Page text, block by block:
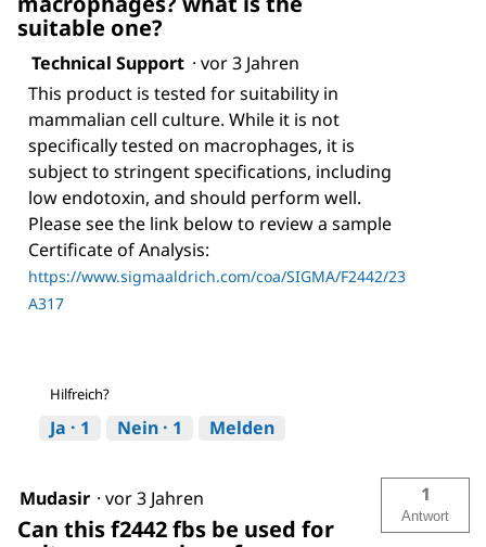
suitable one?
Technical Support · vor 3 Jahren
This product is tested for suitability in
mammalian cell culture. While it is not
specifically tested on macrophages, it is
subject to stringent specifications, including
low endotoxin, and should perform well.
Please see the link below to review a sample
Certificate of Analysis:
https://www.sigmaaldrich.com/coa/SIGMA/F2442/23
A317
Hilfreich?
Ja · 1 Nein · 1 Melden
Mudasir · vor 3 Jahren
Can this f2442 fbs be used for
1
Antwort